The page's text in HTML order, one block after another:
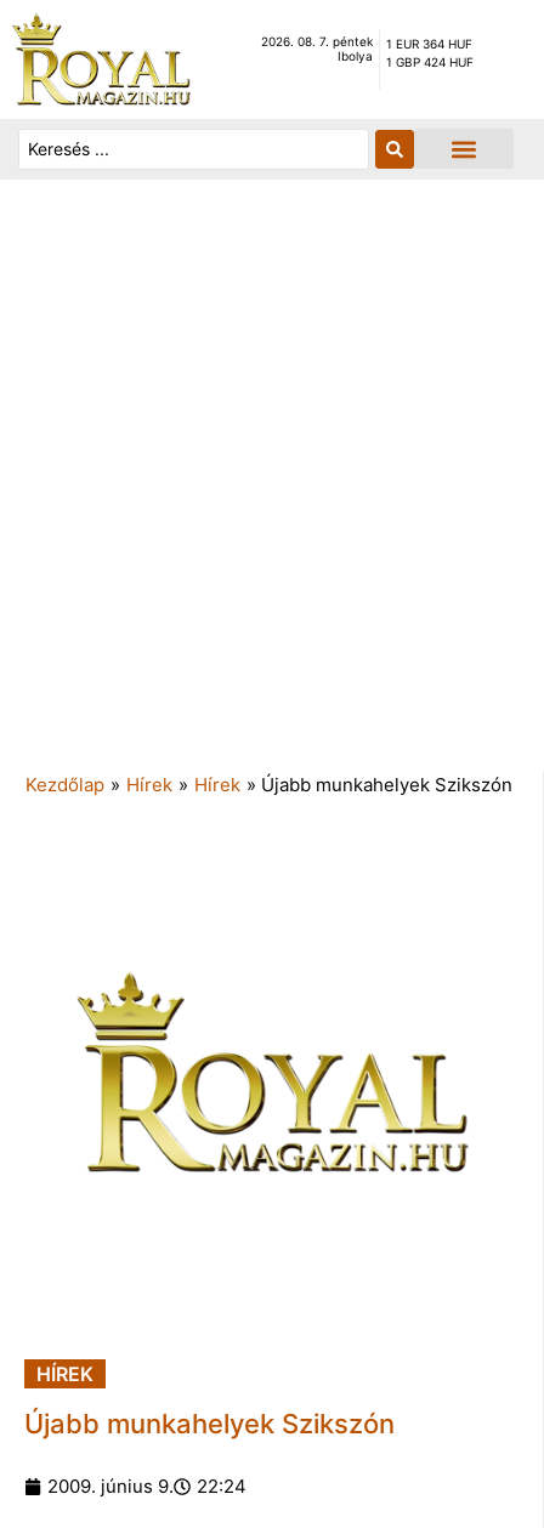
2026. 08. 7. péntek
Ibolya
1 EUR 364 HUF
1 GBP 424 HUF
Kezdőlap » Hírek » Hírek » Újabb munkahelyek Szikszón
HÍREK
Újabb munkahelyek Szikszón
2009. június 9. 22:24